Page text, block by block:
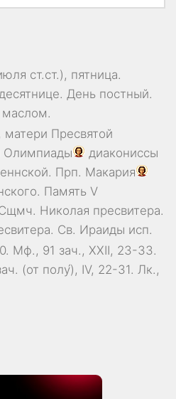
ст.ст.), пятница.
День постный.
, матери Пресвятой
Олимпиады
диакониссы
Прп. Макария
Память V
Николая пресвитера.
Св. Ираиды исп.
Мф., 91 зач., XXII, 23-33.
(от полу́), IV, 22-31. Лк.,